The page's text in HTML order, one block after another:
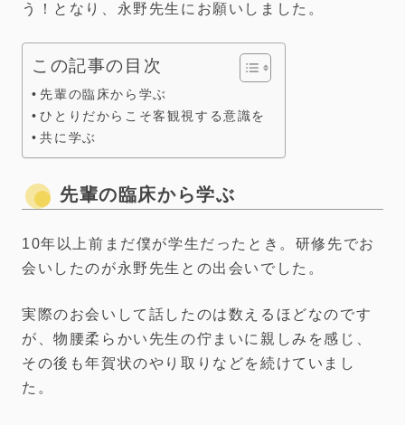
う！となり、永野先生にお願いしました。
この記事の目次
先輩の臨床から学ぶ
ひとりだからこそ客観視する意識を
共に学ぶ
先輩の臨床から学ぶ
10年以上前まだ僕が学生だったとき。研修先でお
会いしたのが永野先生との出会いでした。
実際のお会いして話したのは数えるほどなのです
が、物腰柔らかい先生の佇まいに親しみを感じ、
その後も年賀状のやり取りなどを続けていまし
た。